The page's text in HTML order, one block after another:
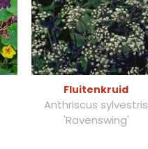
Fluitenkruid
Anthriscus sylvestris
'Ravenswing'